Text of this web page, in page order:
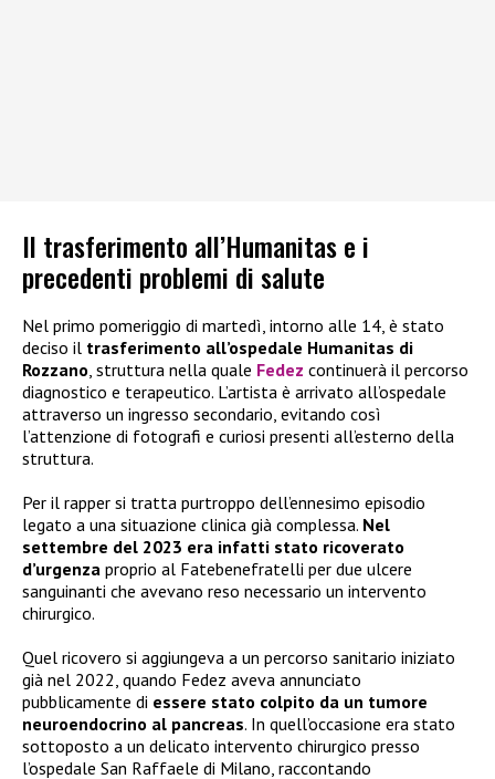
Il trasferimento all’Humanitas e i
precedenti problemi di salute
Nel primo pomeriggio di martedì, intorno alle 14, è stato
deciso il trasferimento all’ospedale Humanitas di
Rozzano , struttura nella quale Fedez continuerà il percorso
diagnostico e terapeutico. L’artista è arrivato all’ospedale
attraverso un ingresso secondario, evitando così
l’attenzione di fotografi e curiosi presenti all’esterno della
struttura.
Per il rapper si tratta purtroppo dell’ennesimo episodio
legato a una situazione clinica già complessa. Nel
settembre del 2023 era infatti stato ricoverato
d’urgenza proprio al Fatebenefratelli per due ulcere
sanguinanti che avevano reso necessario un intervento
chirurgico.
Quel ricovero si aggiungeva a un percorso sanitario iniziato
già nel 2022, quando Fedez aveva annunciato
pubblicamente di essere stato colpito da un tumore
neuroendocrino al pancreas. In quell’occasione era stato
sottoposto a un delicato intervento chirurgico presso
l’ospedale San Raffaele di Milano, raccontando